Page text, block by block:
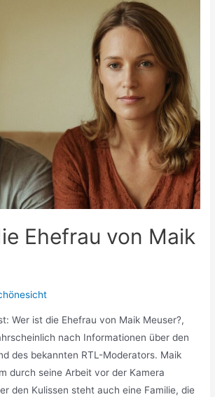
Ehefrau von Maik
Wer ist die Ehefrau von Maik Meuser?,
nach Informationen über den
des bekannten RTL-Moderators. Maik
durch seine Arbeit vor der Kamera
den Kulissen steht auch eine Familie, die